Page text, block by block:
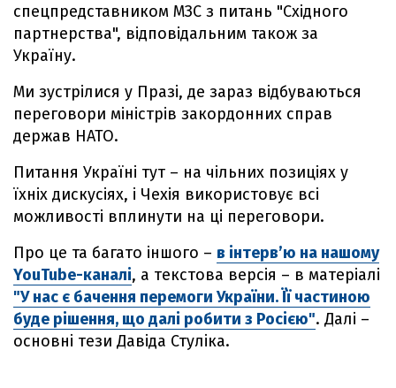
спецпредставником МЗС з питань "Східного
партнерства", відповідальним також за
Україну.
Ми зустрілися у Празі, де зараз відбуваються
переговори міністрів закордонних справ
держав НАТО.
Питання Україні тут – на чільних позиціях у
їхніх дискусіях, і Чехія використовує всі
можливості вплинути на ці переговори.
Про це та багато іншого – в інтерв’ю на нашому
YouTube-каналі, а текстова версія – в матеріалі
"У нас є бачення перемоги України. Її частиною
буде рішення, що далі робити з Росією". Далі –
основні тези Давіда Стуліка.